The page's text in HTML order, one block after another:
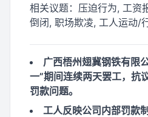
相关议题： 压迫行为, 工资
倒闭, 职场欺凌, 工人运动/
广西梧州翅冀钢铁有限
一”期间连续两天罢工，抗
罚款问题。
工人反映公司内部罚款